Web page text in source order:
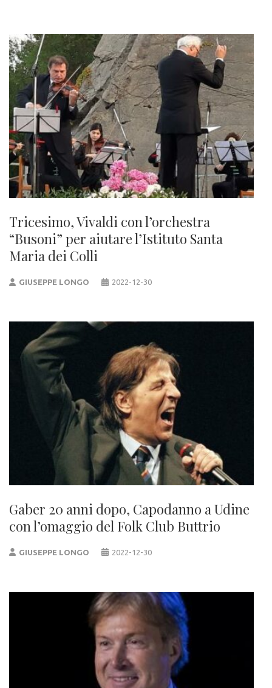
Tricesimo, Vivaldi con l’orchestra
“Busoni” per aiutare l’Istituto Santa
Maria dei Colli
GIUSEPPE LONGO 2022-12-30
Gaber 20 anni dopo, Capodanno a Udine
con l’omaggio del Folk Club Buttrio
GIUSEPPE LONGO 2022-12-30